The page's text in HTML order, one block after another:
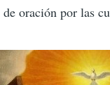
oración por las